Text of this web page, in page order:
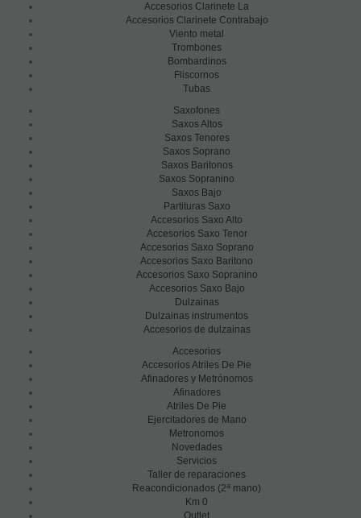
Accesorios Clarinete La
Accesorios Clarinete Contrabajo
Viento metal
Trombones
Bombardinos
Fliscornos
Tubas
Saxofones
Saxos Altos
Saxos Tenores
Saxos Soprano
Saxos Baritonos
Saxos Sopranino
Saxos Bajo
Partituras Saxo
Accesorios Saxo Alto
Accesorios Saxo Tenor
Accesorios Saxo Soprano
Accesorios Saxo Baritono
Accesorios Saxo Sopranino
Accesorios Saxo Bajo
Dulzainas
Dulzainas instrumentos
Accesorios de dulzainas
Accesorios
Accesorios Atriles De Pie
Afinadores y Metrónomos
Afinadores
Atriles De Pie
Ejercitadores de Mano
Metronomos
Novedades
Servicios
Taller de reparaciones
Reacondicionados (2a mano)
Km 0
Outlet